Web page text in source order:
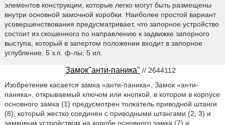
элементов конструкции, которые легко могут быть размещены
внутри основной замочной коробки. Наиболее простой вариант
усовершенствования предусматривает, что запорное устройство
состоит из скошенного по направлению к задвижке запорного
выступа, который в запертом положении входит в запорное
углубление. 5 з.п. ф-лы, 5 ил.
Замок"анти-паника" // 2644112
Изобретение касается замка «анти-паника». Замок «анти-
паника», открываемый ключом или кнопкой, в котором в корпусе
основного замка (1) предусмотрен толкатель приводной штанги
(8), который жестко соединен с приводными штангами (2, 3) и
замковым устройством на коробе основного замка (7) и